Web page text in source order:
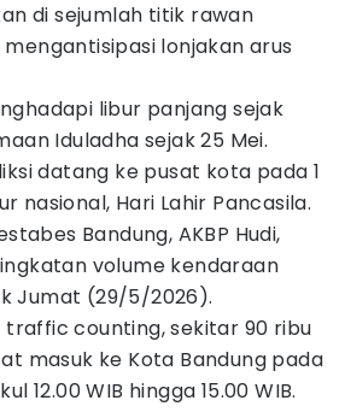
di sejumlah titik rawan
lonjakan arus
libur panjang sejak
Iduladha sejak 25 Mei.
datang ke pusat kota pada 1
nasional, Hari Lahir Pancasila.
Bandung, AKBP Hudi,
volume kendaraan
Jumat (29/5/2026).
traffic counting, sekitar 90 ribu
masuk ke Kota Bandung pada
12.00 WIB hingga 15.00 WIB.